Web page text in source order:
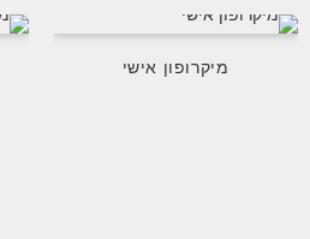
מיקרופון אישי